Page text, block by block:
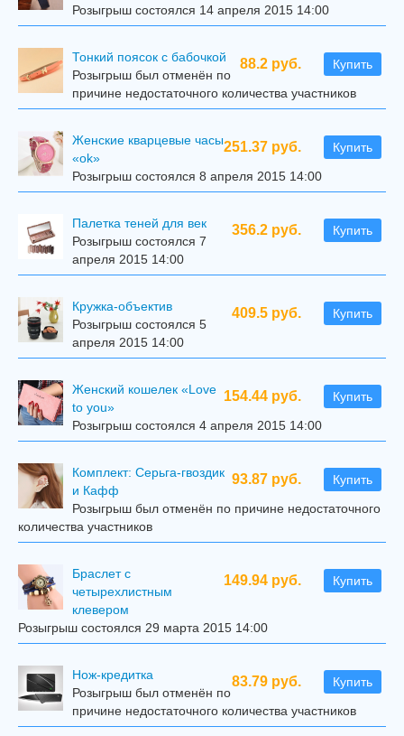
Розыгрыш состоялся 14 апреля 2015 14:00
88.2 руб. Купить
Тонкий поясок с бабочкой
Розыгрыш был отменён по
причине недостаточного количества участников
251.37 руб. Купить
Женские кварцевые часы
«ok»
Розыгрыш состоялся 8 апреля 2015 14:00
356.2 руб. Купить
Палетка теней для век
Розыгрыш состоялся 7
апреля 2015 14:00
409.5 руб. Купить
Кружка-объектив
Розыгрыш состоялся 5
апреля 2015 14:00
154.44 руб. Купить
Женский кошелек «Love
to you»
Розыгрыш состоялся 4 апреля 2015 14:00
93.87 руб. Купить
Комплект: Серьга-гвоздик
и Кафф
Розыгрыш был отменён по причине недостаточного
количества участников
149.94 руб. Купить
Браслет с
четырехлистным
клевером
Розыгрыш состоялся 29 марта 2015 14:00
83.79 руб. Купить
Нож-кредитка
Розыгрыш был отменён по
причине недостаточного количества участников